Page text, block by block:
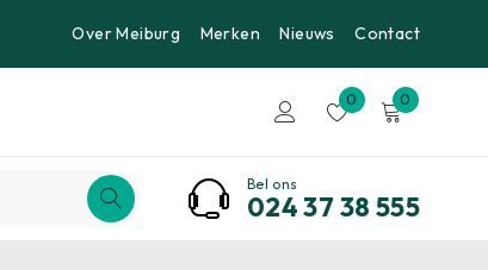
Over Meiburg Merken Nieuws Contact
0 0
Bel ons
024 37 38 555